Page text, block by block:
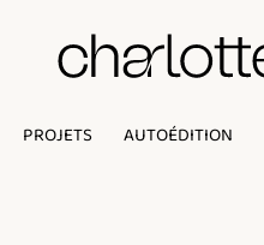
PROJETS AUTOÉDITION